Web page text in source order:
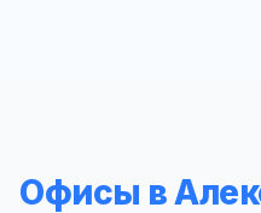
Офисы в